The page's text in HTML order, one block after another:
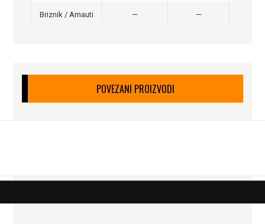
Briznik / Arnauti — —
POVEZANI PROIZVODI